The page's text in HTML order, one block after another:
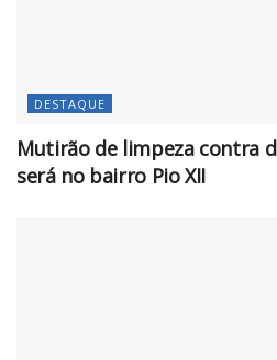
DESTAQUE
Mutirão de limpeza contra
será no bairro Pio XII